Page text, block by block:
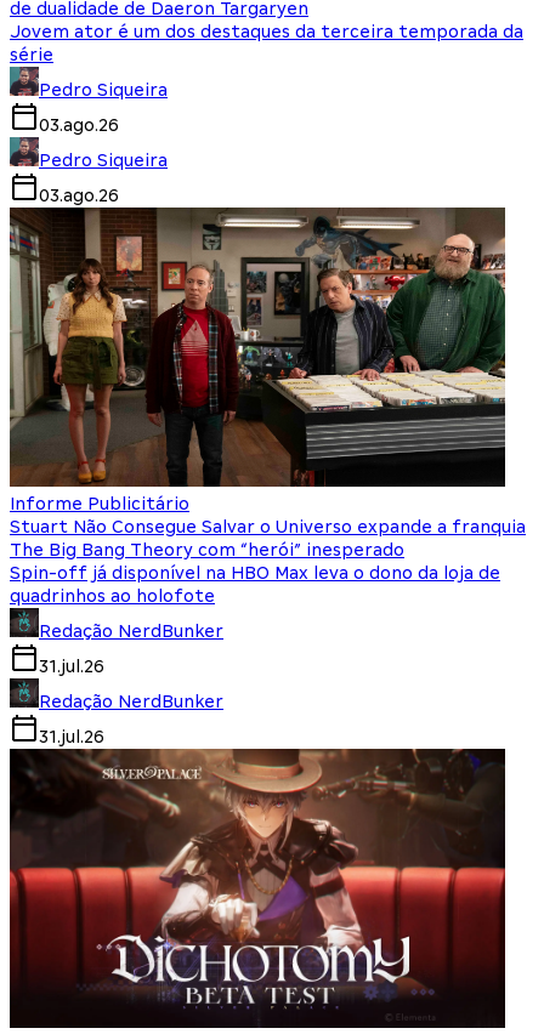
de dualidade de Daeron Targaryen
Jovem ator é um dos destaques da terceira temporada da
série
Pedro Siqueira
03.ago.26
Pedro Siqueira
03.ago.26
Informe Publicitário
Stuart Não Consegue Salvar o Universo expande a franquia
The Big Bang Theory com “herói” inesperado
Spin-off já disponível na HBO Max leva o dono da loja de
quadrinhos ao holofote
Redação NerdBunker
31.jul.26
Redação NerdBunker
31.jul.26